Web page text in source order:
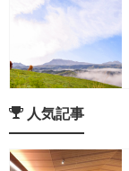
人気記事